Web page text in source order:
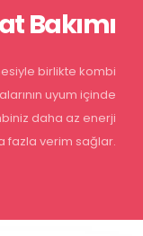
Bakımı
birlikte kombi
uyum içinde
daha az enerji
fazla verim sağlar.